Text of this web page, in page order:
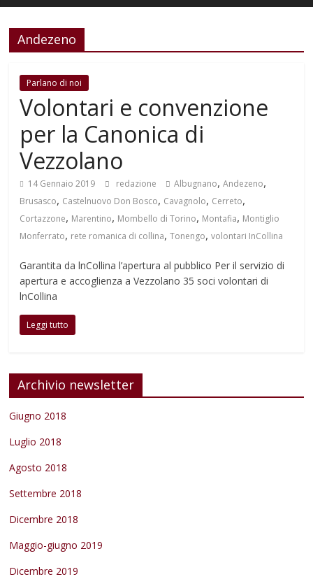
Andezeno
Parlano di noi
Volontari e convenzione
per la Canonica di
Vezzolano
14 Gennaio 2019 redazione Albugnano,Andezeno,
Brusasco, Castelnuovo Don Bosco, Cavagnolo, Cerreto,
Cortazzone, Marentino, Mombello di Torino, Montafia, Montiglio
Monferrato, rete romanica di collina,Tonengo,volontari InCollina
Garantita da lnCollina l’apertura al pubblico Per il servizio di
apertura e accoglienza a Vezzolano 35 soci volontari di
lnCollina
Leggi tutto
Archivio newsletter
Giugno 2018
Luglio 2018
Agosto 2018
Settembre 2018
Dicembre 2018
Maggio-giugno 2019
Dicembre 2019